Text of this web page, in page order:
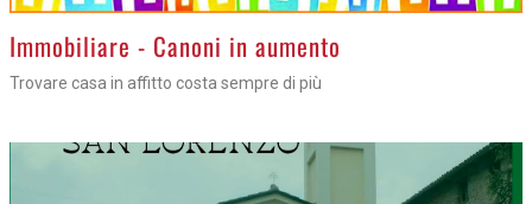
>Immobiliare - Canoni in aumento
Trovare casa in affitto costa sempre di più